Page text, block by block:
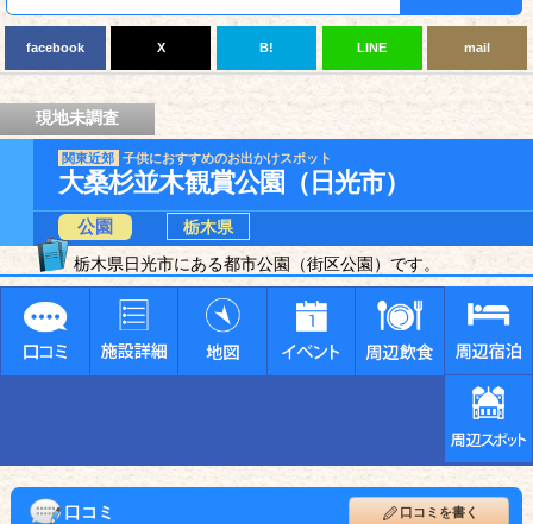
facebook X B! LINE mail
現地未調査
関東近郊 子供におすすめのお出かけスポット
大桑杉並木観賞公園（日光市）
公園
栃木県
栃木県日光市にある都市公園（街区公園）です。
口コミ 口コミを書く